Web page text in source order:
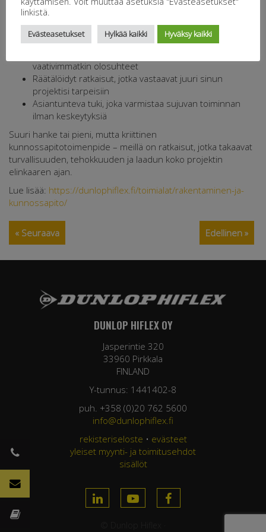
huippulaadukkailla letkuillamme – eikä sattumalta. Jos
maailman johtavat konevalmistajat luottavat meihin, voit
sinäkin.
vaativimmatkin olosuhteet
Räätälöidyt ratkaisut, jotka vastaavat juuri sinun
projektisi tarpeisiin
Asiantunteva tuki, joka varmistaa sujuvan toiminnan
ilman keskeytyksiä
Suuri hanke tai pieni, mutta kriittinen
kunnossapitotoimenpide – meillä on ratkaisut, jotka takaavat
turvallisuuden, tehokkuuden ja laadun koko projektin
elinkaaren ajan.
Lue lisää: https://dunlophiflex.fi/toimialat/rakentaminen-ja-
kunnossapito/
Edellinen »
« Seuraava
DUNLOP HIFLEX OY
Jasperintie 320
33960 Pirkkala
FINLAND
Y-tunnus: 1441402-8
puh. +358 (0)20 762 5600
info@dunlophiflex.fi
rekisteriseloste • evästeet
yleiset myynti- ja toimitusehdot
sisällöt
linkistä.
Evästeasetukset Hylkää kaikki Hyväksy kaikki